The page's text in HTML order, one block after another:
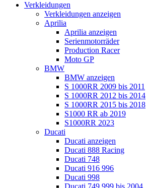
Verkleidungen
Verkleidungen anzeigen
Aprilia
Aprilia anzeigen
Serienmotorräder
Production Racer
Moto GP
BMW
BMW anzeigen
S 1000RR 2009 bis 2011
S 1000RR 2012 bis 2014
S 1000RR 2015 bis 2018
S1000 RR ab 2019
S1000RR 2023
Ducati
Ducati anzeigen
Ducati 888 Racing
Ducati 748
Ducati 916 996
Ducati 998
Ducati 749 999 bis 2004